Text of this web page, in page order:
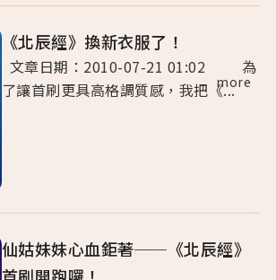
《北辰經》換新衣服了！
文章日期：2010-07-21 01:02 為
了讓首刷更具高格調質感，我把《...
more
仙姑妹妹心血鉅著──《北辰經》
首刷開跑囉！